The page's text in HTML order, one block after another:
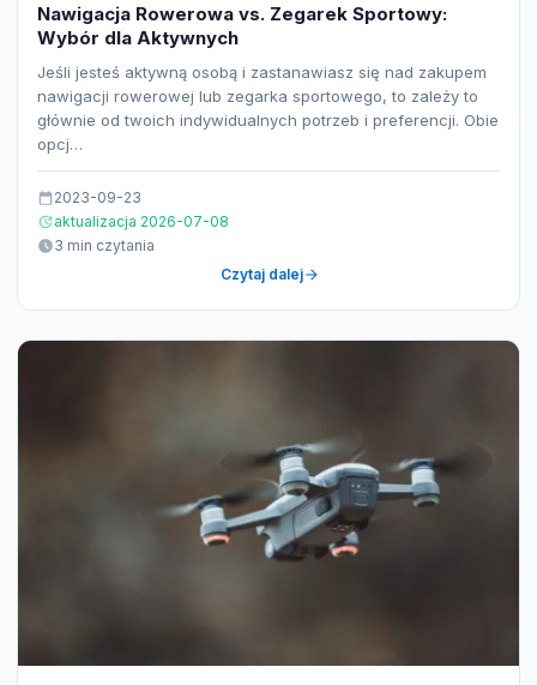
Nawigacja Rowerowa vs. Zegarek Sportowy:
Wybór dla Aktywnych
Jeśli jesteś aktywną osobą i zastanawiasz się nad zakupem
nawigacji rowerowej lub zegarka sportowego, to zależy to
głównie od twoich indywidualnych potrzeb i preferencji. Obie
opcj…
2023-09-23
aktualizacja 2026-07-08
3 min czytania
Czytaj dalej